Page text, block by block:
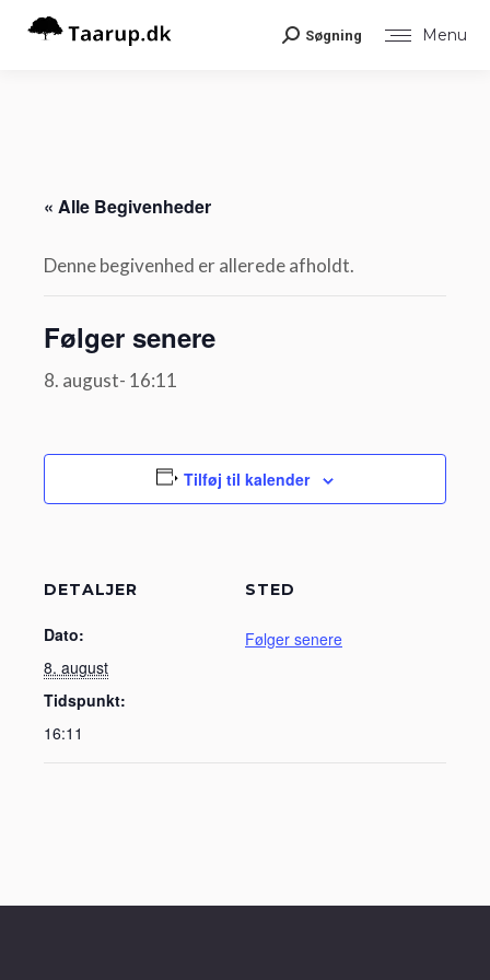
Menu
Search:
Søgning
« Alle Begivenheder
Denne begivenhed er allerede afholdt.
Følger senere
8. august- 16:11
Tilføj til kalender
DETALJER
Dato:
8. august
Tidspunkt:
16:11
STED
Følger senere